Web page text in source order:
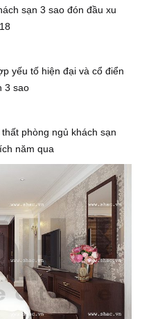
sạn 3 sao đón đầu xu
yếu tố hiện đại và cổ điển
3 sao
phòng ngủ khách sạn
năm qua